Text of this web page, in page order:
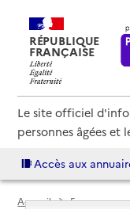
RÉPUBLIQUE
FRANÇAISE
Le site officiel
personnes âgées et
Accès aux
Accueil
Espace